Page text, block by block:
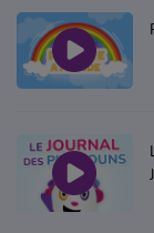
Radio
Grille des
Où écouter
Pitchoun Rédac